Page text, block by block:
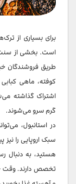
راهنمای
نوشیدنی های
بهترین غذاهای
برای بسیاری از
است. بخشی از سنت
طریق فروشندگان
کوفته، ماهی
اشتراک گذاشته
گرم سرو می‌شوند.
در استانبول،
سبک اروپایی را نیز
هستید، به دنبال
تخصص دارند. وقت